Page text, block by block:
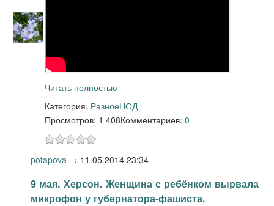
Читать полностью
Категория: РазноеНОД
Просмотров: 1 408Комментариев: 0
potapova → 11.05.2014 23:34
9 мая. Херсон. Женщина с ребёнком вырвала
микрофон у губернатора-фашиста.